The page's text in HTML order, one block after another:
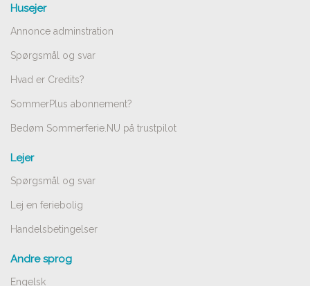
Husejer
Annonce adminstration
Spørgsmål og svar
Hvad er Credits?
SommerPlus abonnement?
Bedøm Sommerferie.NU på trustpilot
Lejer
Spørgsmål og svar
Lej en feriebolig
Handelsbetingelser
Andre sprog
Engelsk